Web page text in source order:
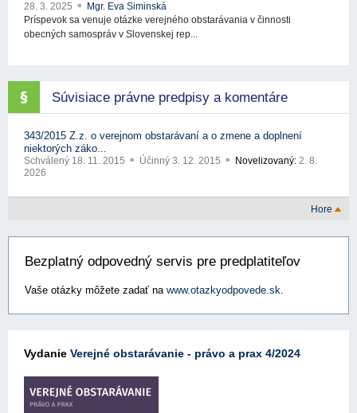
28. 3. 2025
Mgr. Eva Siminská
Príspevok sa venuje otázke verejného obstarávania v činnosti
obecných samospráv v Slovenskej rep...
Súvisiace právne predpisy a komentáre
343/2015 Z.z. o verejnom obstarávaní a o zmene a doplnení
niektorých záko...
Schválený 18. 11. 2015 Účinný 3. 12. 2015 Novelizovaný: 2. 8.
2026
Hore
Bezplatný odpovedný servis pre predplatiteľov
Vaše otázky môžete zadať na www.otazkyodpovede.sk.
Vydanie Verejné obstarávanie - právo a prax 4/2024